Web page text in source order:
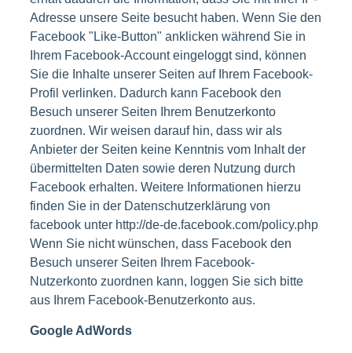
Adresse unsere Seite besucht haben. Wenn Sie den
Facebook "Like-Button" anklicken während Sie in
Ihrem Facebook-Account eingeloggt sind, können
Sie die Inhalte unserer Seiten auf Ihrem Facebook-
Profil verlinken. Dadurch kann Facebook den
Besuch unserer Seiten Ihrem Benutzerkonto
zuordnen. Wir weisen darauf hin, dass wir als
Anbieter der Seiten keine Kenntnis vom Inhalt der
übermittelten Daten sowie deren Nutzung durch
Facebook erhalten. Weitere Informationen hierzu
finden Sie in der Datenschutzerklärung von
facebook unter http://de-de.facebook.com/policy.php
Wenn Sie nicht wünschen, dass Facebook den
Besuch unserer Seiten Ihrem Facebook-
Nutzerkonto zuordnen kann, loggen Sie sich bitte
aus Ihrem Facebook-Benutzerkonto aus.
Google AdWords